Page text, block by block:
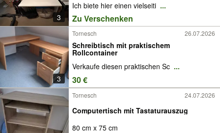
3
Ich biete hier einen vielseiti ...
Zu Verschenken
3
Tornesch 26.07.2026
Schreibtisch mit praktischem
Rollcontainer
Verkaufe diesen praktischen Sc ...
30 €
Tornesch 24.07.2026
Computertisch mit Tastaturauszug
80 cm x 75 cm